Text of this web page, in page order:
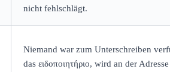
nicht fehlschlägt.
Niemand war zum Unterschreiben
das ειδοποιητήριο, wird an der